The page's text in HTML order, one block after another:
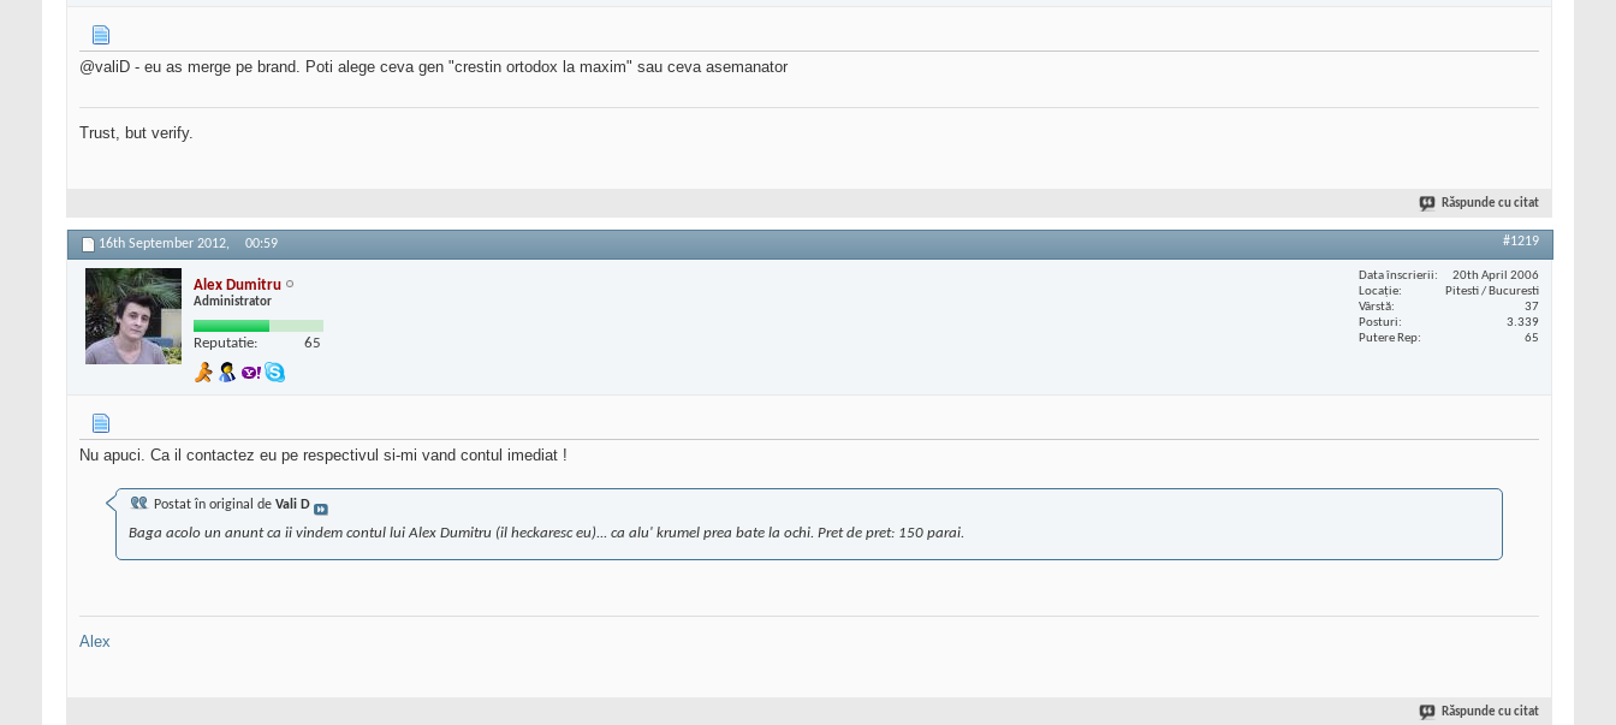
@valiD - eu as merge pe brand. Poti alege ceva gen "crestin ortodox la maxim" sau ceva asemanator
Trust, but verify.
Răspunde cu citat
16th September 2012, 00:59 #1219
Alex Dumitru
Administrator
Reputatie: 65
Data înscrierii
20th April 2006
Locaţie
Pitesti / Bucuresti
Vârstă
37
Posturi
3.339
Putere Rep
65
Nu apuci. Ca il contactez eu pe respectivul si-mi vand contul imediat !
Postat în original de Vali D
Baga acolo un anunt ca ii vindem contul lui Alex Dumitru (il heckaresc eu)... ca alu' krumel prea bate la ochi. Pret de pret: 150 parai.
Alex
Răspunde cu citat